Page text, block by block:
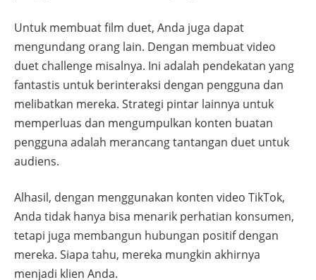
Untuk membuat film duet, Anda juga dapat
mengundang orang lain. Dengan membuat video
duet challenge misalnya. Ini adalah pendekatan yang
fantastis untuk berinteraksi dengan pengguna dan
melibatkan mereka. Strategi pintar lainnya untuk
memperluas dan mengumpulkan konten buatan
pengguna adalah merancang tantangan duet untuk
audiens.
Alhasil, dengan menggunakan konten video TikTok,
Anda tidak hanya bisa menarik perhatian konsumen,
tetapi juga membangun hubungan positif dengan
mereka. Siapa tahu, mereka mungkin akhirnya
menjadi klien Anda.